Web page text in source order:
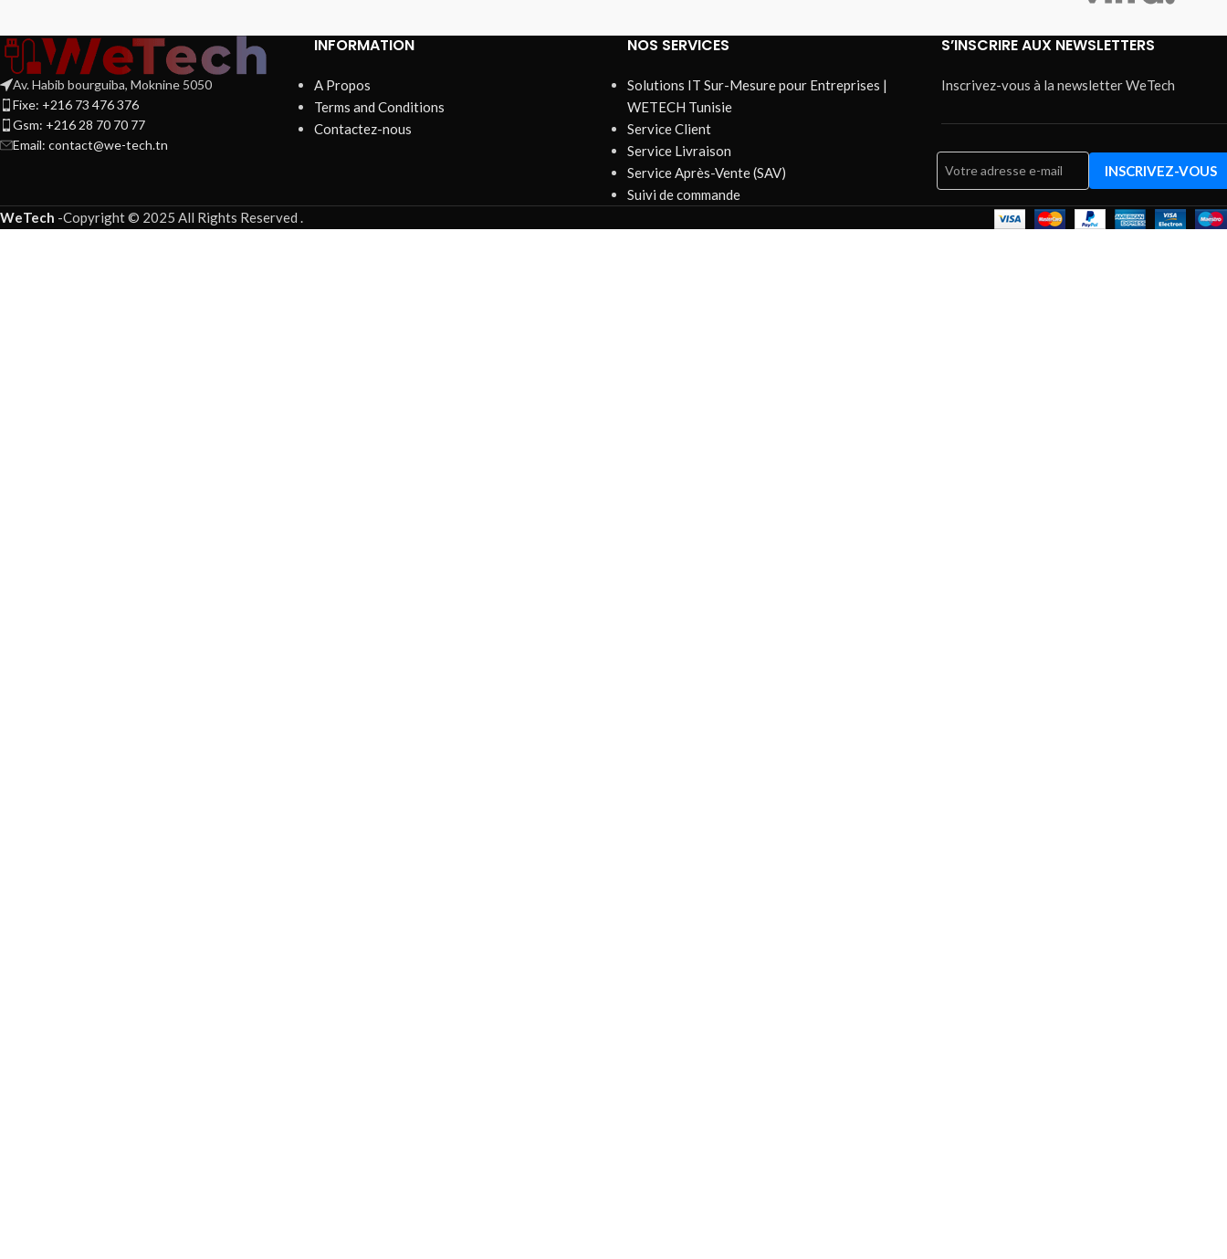
Av. Habib bourguiba, Moknine 5050
Fixe: +216 73 476 376
Gsm: +216 28 70 70 77
Email: contact@we-tech.tn
INFORMATION
A Propos
Terms and Conditions
Contactez-nous
NOS SERVICES
Solutions IT Sur-Mesure pour Entreprises |
WETECH Tunisie
Service Client
Service Livraison
Service Après-Vente (SAV)
Suivi de commande
S’INSCRIRE AUX NEWSLETTERS
Inscrivez-vous à la newsletter WeTech
WeTech -Copyright © 2025 All Rights Reserved